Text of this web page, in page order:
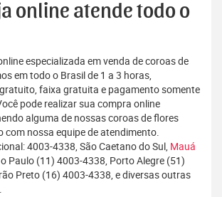
online atende todo o
especializada em venda de coroas de
em todo o Brasil de 1 a 3 horas,
faixa gratuita e pagamento somente
pode realizar sua compra online
alguma de nossas coroas de flores
com nossa equipe de atendimento.
4003-4338, São Caetano do Sul, Mauá
Paulo (11) 4003-4338, Porto Alegre (51)
Preto (16) 4003-4338, e diversas outras